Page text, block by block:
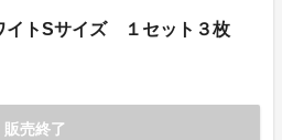
イトSサイズ １セット３枚
販売終了